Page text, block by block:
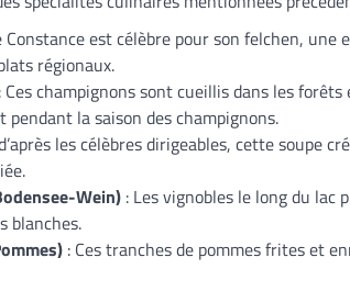
Constance est célèbre pour son felchen, une
régionaux.
: Ces champignons sont cueillis dans les
la saison des champignons.
les célèbres dirigeables, cette soupe
Wein) : Les vignobles le long du lac
blanches.
: Ces tranches de pommes frites et